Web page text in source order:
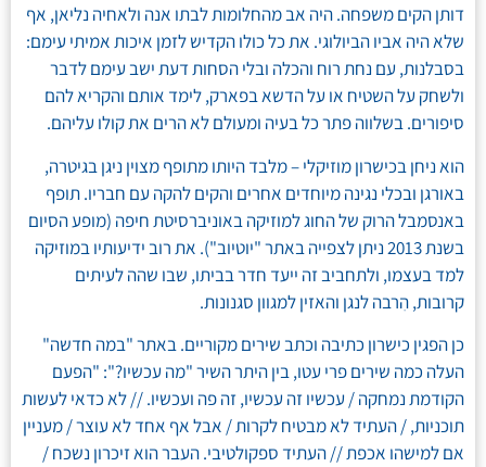
דותן הקים משפחה. היה אב מהחלומות לבתו אנה ולאחיה נליאן, אף
שלא היה אביו הביולוגי. את כל כולו הקדיש לזמן איכות אמיתי עימם:
בסבלנות, עם נחת רוח והכלה ובלי הסחות דעת ישב עימם לדבר
ולשחק על השטיח או על הדשא בפארק, לימד אותם והקריא להם
סיפורים. בשלווה פתר כל בעיה ומעולם לא הרים את קולו עליהם.
הוא ניחן בכישרון מוזיקלי – מלבד היותו מתופף מצוין ניגן בגיטרה,
באורגן ובכלי נגינה מיוחדים אחרים והקים להקה עם חבריו. תופף
באנסמבל הרוק של החוג למוזיקה באוניברסיטת חיפה (מופע הסיום
בשנת 2013 ניתן לצפייה באתר "יוטיוב"). את רוב ידיעותיו במוזיקה
למד בעצמו, ולתחביב זה ייעד חדר בביתו, שבו שהה לעיתים
קרובות, הִרבה לנגן והאזין למגוון סגנונות.
כן הפגין כישרון כתיבה וכתב שירים מקוריים. באתר "במה חדשה"
העלה כמה שירים פרי עטו, בין היתר השיר "מה עכשיו?": "הפעם
הקודמת נמחקה / עכשיו זה עכשיו, זה פה ועכשיו. // לא כדאי לעשות
תוכניות, / העתיד לא מבטיח לקרות / אבל אף אחד לא עוצר / מעניין
אם למישהו אכפת // העתיד ספקולטיבי. העבר הוא זיכרון נשכח /